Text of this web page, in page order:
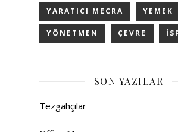
YARATICI MECRA YEMEK
YÖNETMEN ÇEVRE
SON YAZILAR
Tezgahçılar